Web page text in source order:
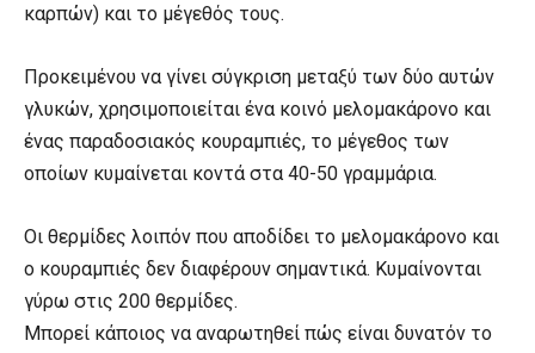
καρπών) και το μέγεθός τους.
Προκειμένου να γίνει σύγκριση μεταξύ των δύο αυτών
γλυκών, χρησιμοποιείται ένα κοινό μελομακάρονο και
ένας παραδοσιακός κουραμπιές, το μέγεθος των
οποίων κυμαίνεται κοντά στα 40-50 γραμμάρια.
Οι θερμίδες λοιπόν που αποδίδει το μελομακάρονο και
ο κουραμπιές δεν διαφέρουν σημαντικά. Κυμαίνονται
γύρω στις 200 θερμίδες.
Μπορεί κάποιος να αναρωτηθεί πώς είναι δυνατόν το